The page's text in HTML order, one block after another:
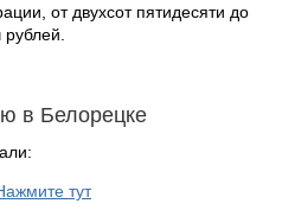
от двухсот пятидесяти до
в Белорецке
тут